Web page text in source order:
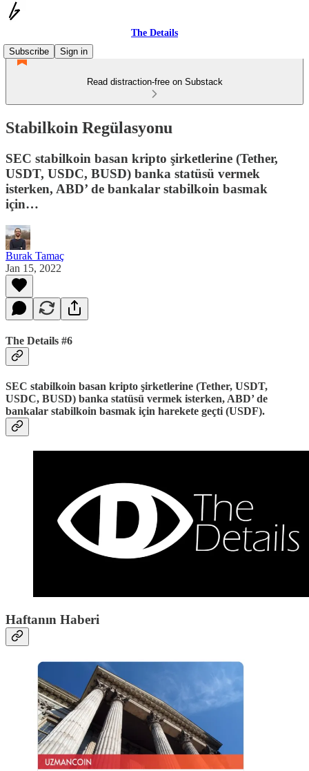
The Details
Subscribe
Sign in
Read distraction-free on Substack
Stabilkoin Regülasyonu
SEC stabilkoin basan kripto şirketlerine (Tether,
USDT, USDC, BUSD) banka statüsü vermek
isterken, ABD’ de bankalar stabilkoin basmak
için…
Burak Tamaç
Jan 15, 2022
The Details #6
SEC stabilkoin basan kripto şirketlerine (Tether, USDT,
USDC, BUSD) banka statüsü vermek isterken, ABD’ de
bankalar stabilkoin basmak için harekete geçti (USDF).
Haftanın Haberi